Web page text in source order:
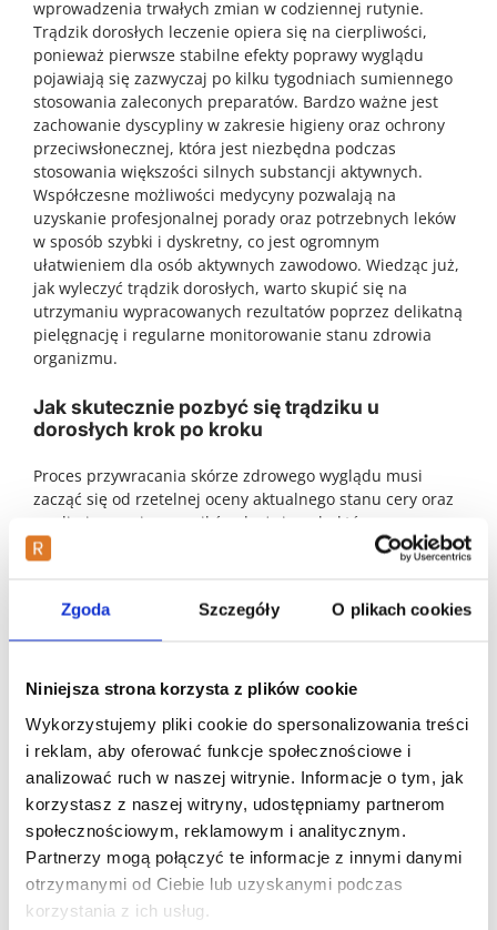
Zgoda Szczegóły O plikach cookies
Niniejsza strona korzysta z plików cookie
Wykorzystujemy pliki cookie do spersonalizowania treści
i reklam, aby oferować funkcje społecznościowe i
analizować ruch w naszej witrynie. Informacje o tym, jak
korzystasz z naszej witryny, udostępniamy partnerom
społecznościowym, reklamowym i analitycznym.
Partnerzy mogą połączyć te informacje z innymi danymi
otrzymanymi od Ciebie lub uzyskanymi podczas
korzystania z ich usług.
wprowadzenia trwałych zmian w codziennej rutynie.
Trądzik dorosłych leczenie opiera się na cierpliwości,
ponieważ pierwsze stabilne efekty poprawy wyglądu
pojawiają się zazwyczaj po kilku tygodniach sumiennego
stosowania zaleconych preparatów. Bardzo ważne jest
zachowanie dyscypliny w zakresie higieny oraz ochrony
przeciwsłonecznej, która jest niezbędna podczas
stosowania większości silnych substancji aktywnych.
Współczesne możliwości medycyny pozwalają na
uzyskanie profesjonalnej porady oraz potrzebnych leków
w sposób szybki i dyskretny, co jest ogromnym
ułatwieniem dla osób aktywnych zawodowo. Wiedząc już,
jak wyleczyć trądzik dorosłych, warto skupić się na
utrzymaniu wypracowanych rezultatów poprzez delikatną
pielęgnację i regularne monitorowanie stanu zdrowia
organizmu.
Jak skutecznie pozbyć się trądziku u
dorosłych krok po kroku
Proces przywracania skórze zdrowego wyglądu musi
zacząć się od rzetelnej oceny aktualnego stanu cery oraz
wyeliminowania czynników drażniących, które mogą
nasilać procesy zapalne. Skuteczne pozbycie się
niedoskonałości wymaga połączenia zaawansowanej
regenerację naskórka oraz ochronę przed
promieniowaniem ultrafioletowym. W terapii osób
regulują cykl odnowy komórkowej i jednocześnie działają
podwójnych korzyści estetycznych. Najważniejszymi
składnikami oraz metodami, które przynoszą realną
poprawę w wyglądzie skóry dotkniętej trądzikiem
późnym, są następujące elementy:
Zastosowanie retinoidów miejscowych, takich jak
adapalen lub tretynoina, które odblokowują pory i
stymulują produkcję kolagenu.
Wprowadzenie kwasu azelainowego o działaniu